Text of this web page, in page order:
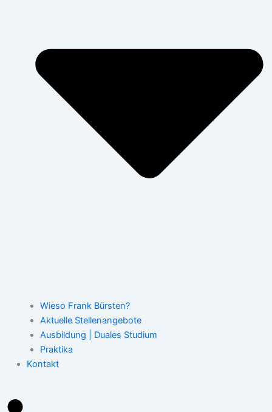
Wieso Frank Bürsten?
Aktuelle Stellenangebote
Ausbildung | Duales Studium
Praktika
Kontakt